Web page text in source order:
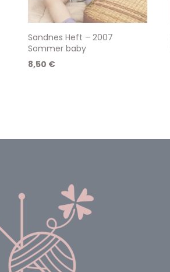
Sandnes Heft – 2007
Sommer baby
8,50 €